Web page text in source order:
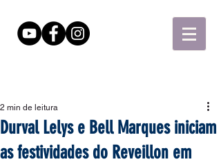
Durval Lelys e Bell Marques iniciam
as festividades do Reveillon em
2 min de leitura